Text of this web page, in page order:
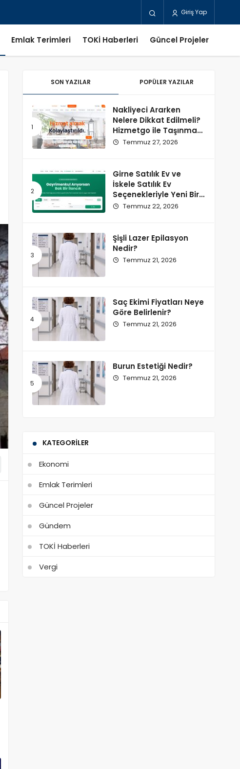
Giriş Yap
Emlak Terimleri TOKİ Haberleri Güncel Projeler
SON YAZILAR POPÜLER YAZILAR
Nakliyeci Ararken
Nelere Dikkat Edilmeli?
Hizmetgo ile Taşınma
Sürecini Kolaylaştırın
Temmuz 27, 2026
Girne Satılık Ev ve
İskele Satılık Ev
Seçenekleriyle Yeni Bir
Başlangıç
Temmuz 22, 2026
Şişli Lazer Epilasyon
Nedir?
Temmuz 21, 2026
Saç Ekimi Fiyatları Neye
Göre Belirlenir?
Temmuz 21, 2026
Burun Estetiği Nedir?
Temmuz 21, 2026
KATEGORILER
Ekonomi
Emlak Terimleri
Güncel Projeler
Gündem
TOKİ Haberleri
Vergi